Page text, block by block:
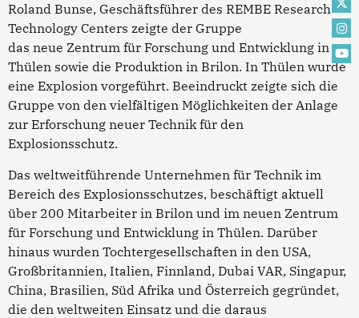
Roland Bunse, Geschäftsführer des REMBE Research +
Technology Centers zeigte der Gruppe
das neue Zentrum für Forschung und Entwicklung in
Thülen sowie die Produktion in Brilon. In Thülen wurde
eine Explosion vorgeführt. Beeindruckt zeigte sich die
Gruppe von den vielfältigen Möglichkeiten der Anlage
zur Erforschung neuer Technik für den
Explosionsschutz.
Das weltweitführende Unternehmen für Technik im
Bereich des Explosionsschutzes, beschäftigt aktuell
über 200 Mitarbeiter in Brilon und im neuen Zentrum
für Forschung und Entwicklung in Thülen. Darüber
hinaus wurden Tochtergesellschaften in den USA,
Großbritannien, Italien, Finnland, Dubai VAR, Singapur,
China, Brasilien, Süd Afrika und Österreich gegründet,
die den weltweiten Einsatz und die daraus